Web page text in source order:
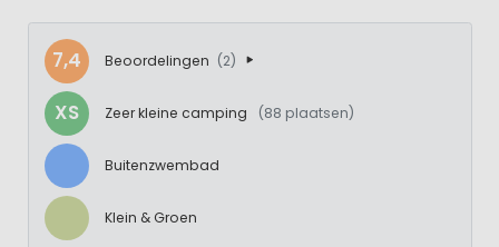
7,4 Beoordelingen (2)
XS Zeer kleine camping (88 plaatsen)
Buitenzwembad
Klein & Groen